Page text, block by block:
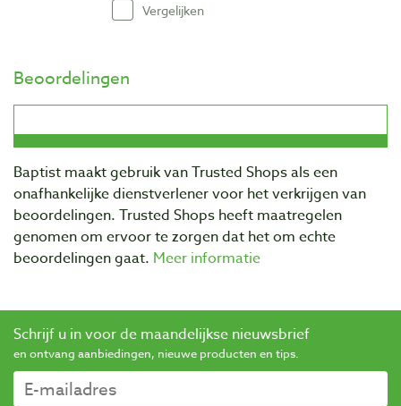
Vergelijken
Beoordelingen
Baptist maakt gebruik van Trusted Shops als een
onafhankelijke dienstverlener voor het verkrijgen van
beoordelingen. Trusted Shops heeft maatregelen
genomen om ervoor te zorgen dat het om echte
beoordelingen gaat. Meer informatie
Schrijf u in voor de maandelijkse nieuwsbrief
en ontvang aanbiedingen, nieuwe producten en tips.